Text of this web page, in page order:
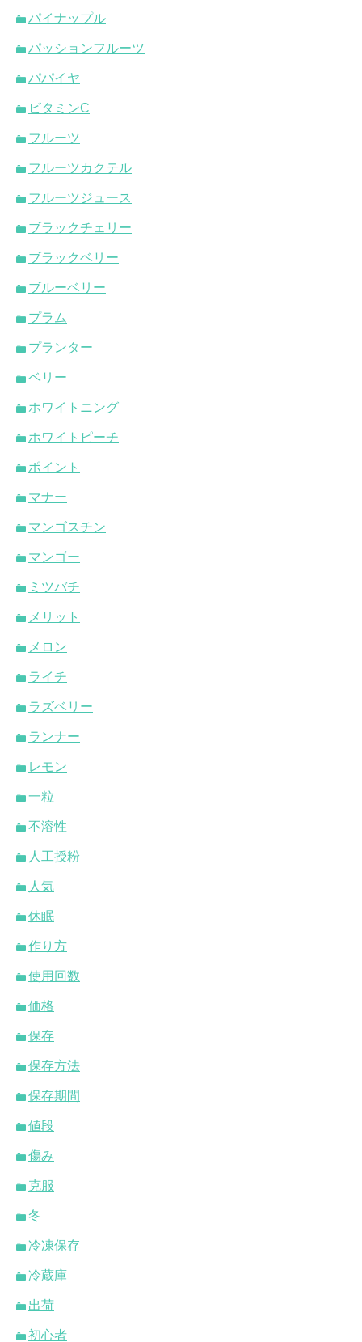
パイナップル
パッションフルーツ
パパイヤ
ビタミンC
フルーツ
フルーツカクテル
フルーツジュース
ブラックチェリー
ブラックベリー
ブルーベリー
プラム
プランター
ベリー
ホワイトニング
ホワイトピーチ
ポイント
マナー
マンゴスチン
マンゴー
ミツバチ
メリット
メロン
ライチ
ラズベリー
ランナー
レモン
一粒
不溶性
人工授粉
人気
休眠
作り方
使用回数
価格
保存
保存方法
保存期間
値段
傷み
克服
冬
冷凍保存
冷蔵庫
出荷
初心者